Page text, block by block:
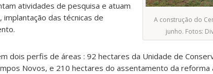
A construção do
junho. Fotos:
atividades de pesquisa e atuam
das técnicas de
dois perfis de áreas : 92 hectares da Unidade de
Novos, e 210 hectares do assentamento da reforma